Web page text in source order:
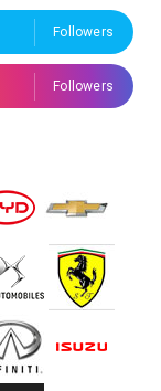
Followers
Followers